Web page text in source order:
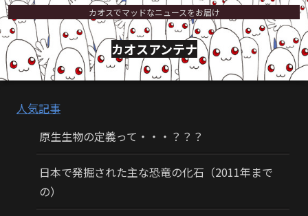
カオスでマッドなニュースをお届け
カオスアンテナ
人気記事
原生生物の定義って・・・？？？
日本で発掘された主な恐竜の化石（2011年まで
の）